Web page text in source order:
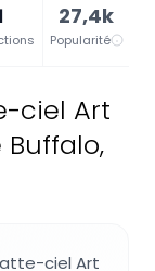
27,4k
Popularité
ciel Art
ciel Art